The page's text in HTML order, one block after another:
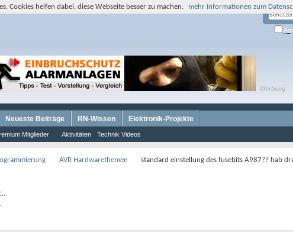
Werbung
Mitglieder Aktivitäten Technik Videos
Neueste Beiträge RN-Wissen Elektronik-Projekte
AVR Hardwarethemen
standard einstellung des fusebits A987?? hab
Cookies helfen dabei, diese Webseite besser zu machen. mehr Informationen zum